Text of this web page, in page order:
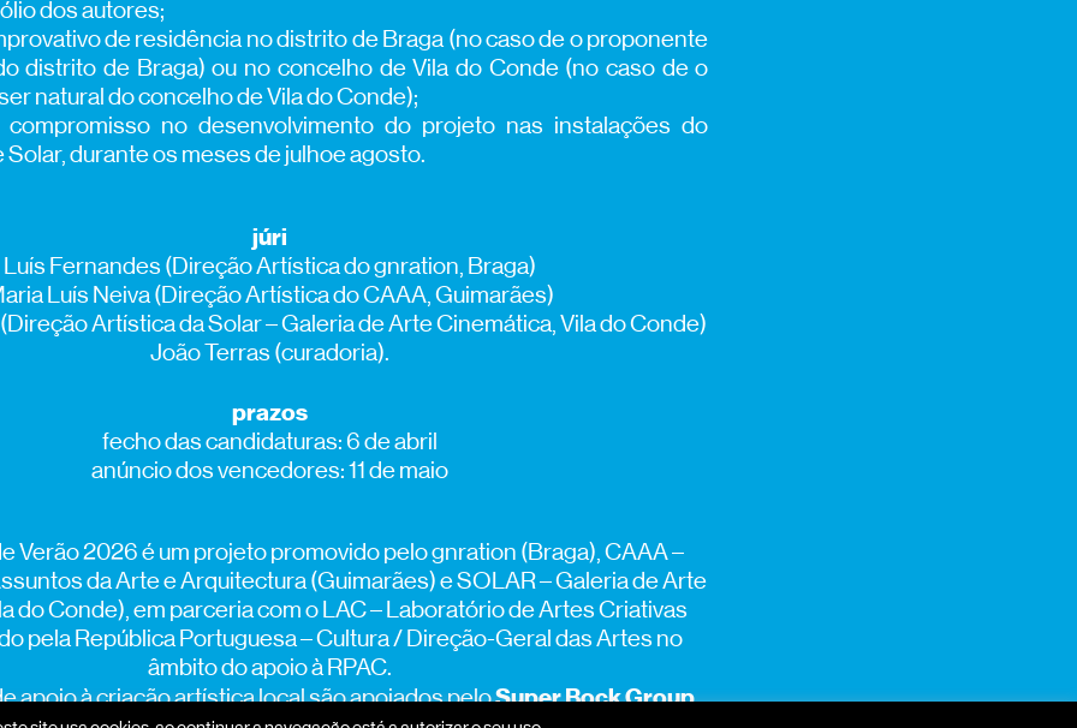
dos autores;
de residência no distrito de Braga (no caso de o proponente
distrito de Braga) ou no concelho de Vila do Conde (no caso de o
natural do concelho de Vila do Conde);
compromisso no desenvolvimento do projeto nas instalações do
durante os meses de julhoe agosto.
júri
Luís Fernandes (Direção Artística do gnration, Braga)
Luís Neiva (Direção Artística do CAAA, Guimarães)
Artística da Solar – Galeria de Arte Cinemática, Vila do Conde)
João Terras (curadoria).
prazos
fecho das candidaturas: 6 de abril
anúncio dos vencedores: 11 de maio
Verão 2026 é um projeto promovido pelo gnration (Braga), CAAA –
da Arte e Arquitectura (Guimarães) e SOLAR – Galeria de Arte
do Conde), em parceria com o LAC – Laboratório de Artes Criativas
pela República Portuguesa – Cultura / Direção-Geral das Artes no
âmbito do apoio à RPAC.
apoio à criação artística local são apoiados peloSuper Bock Group.